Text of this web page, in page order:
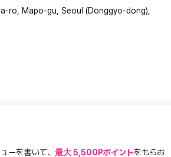
ro, Mapo-gu, Seoul (Donggyo-dong),
ーを書いて、 最大 5,500Pポイントをもらお